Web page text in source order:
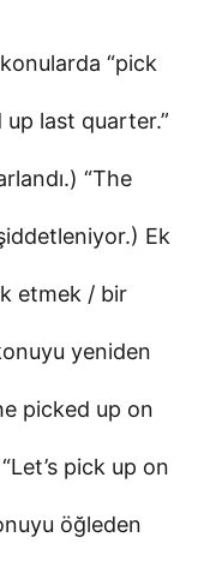
“pick
up last quarter.”
“The
Ek
etmek / bir
yeniden
picked up on
pick up on
öğleden